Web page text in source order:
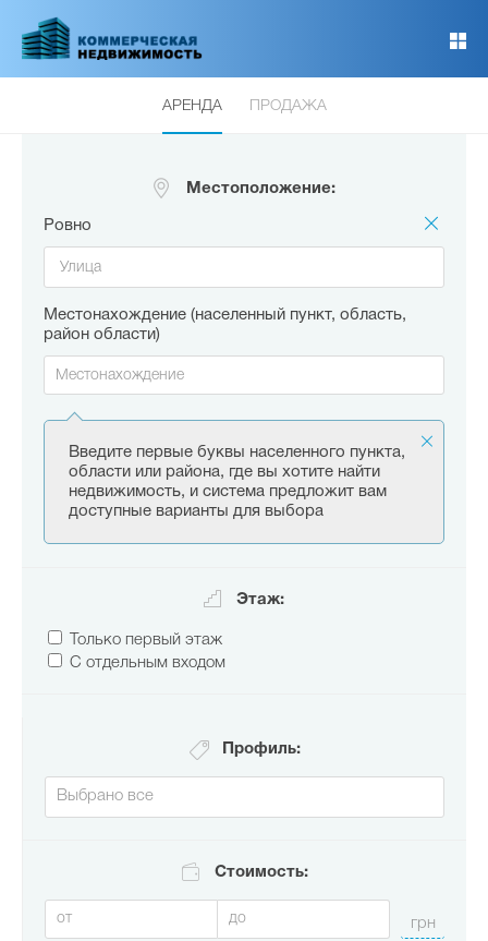
основному
АРЕНДА ПРОДАЖА
Местоположение:
Ровно
Местонахождение (населенный пункт, область,
район области)
Введите первые буквы населенного пункта,
области или района, где вы хотите найти
недвижимость, и система предложит вам
доступные варианты для выбора
Этаж:
Только первый этаж
С отдельным входом
Профиль:
Стоимость: